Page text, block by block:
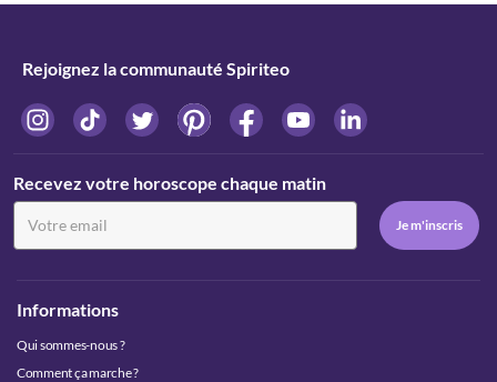
Rejoignez la communauté Spiriteo
Recevez votre horoscope chaque matin
Informations
Qui sommes-nous ?
Comment ça marche ?